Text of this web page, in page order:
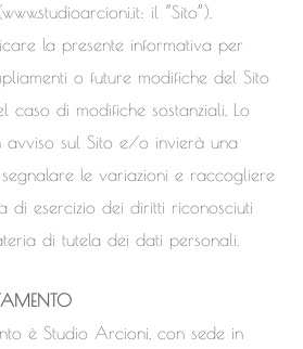
il “Sito”).
la presente informativa per
o future modifiche del Sito
caso di modifiche sostanziali, Lo
avviso sul Sito e/o invierà una
le variazioni e raccogliere
di esercizio dei diritti riconosciuti
di tutela dei dati personali.
è Studio Arcioni, con sede in